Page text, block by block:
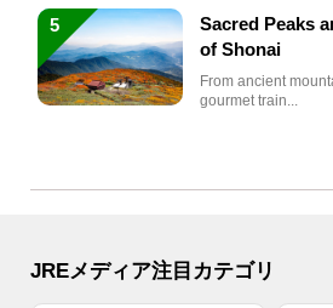
5
Sacred Peaks
of Shonai
From ancient
gourmet train...
JREメディア注目カテゴリ